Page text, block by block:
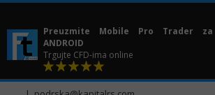
Skip
content
Preuzmite Mobile Pro Trader za
ANDROID
Trgujte CFD-ima online